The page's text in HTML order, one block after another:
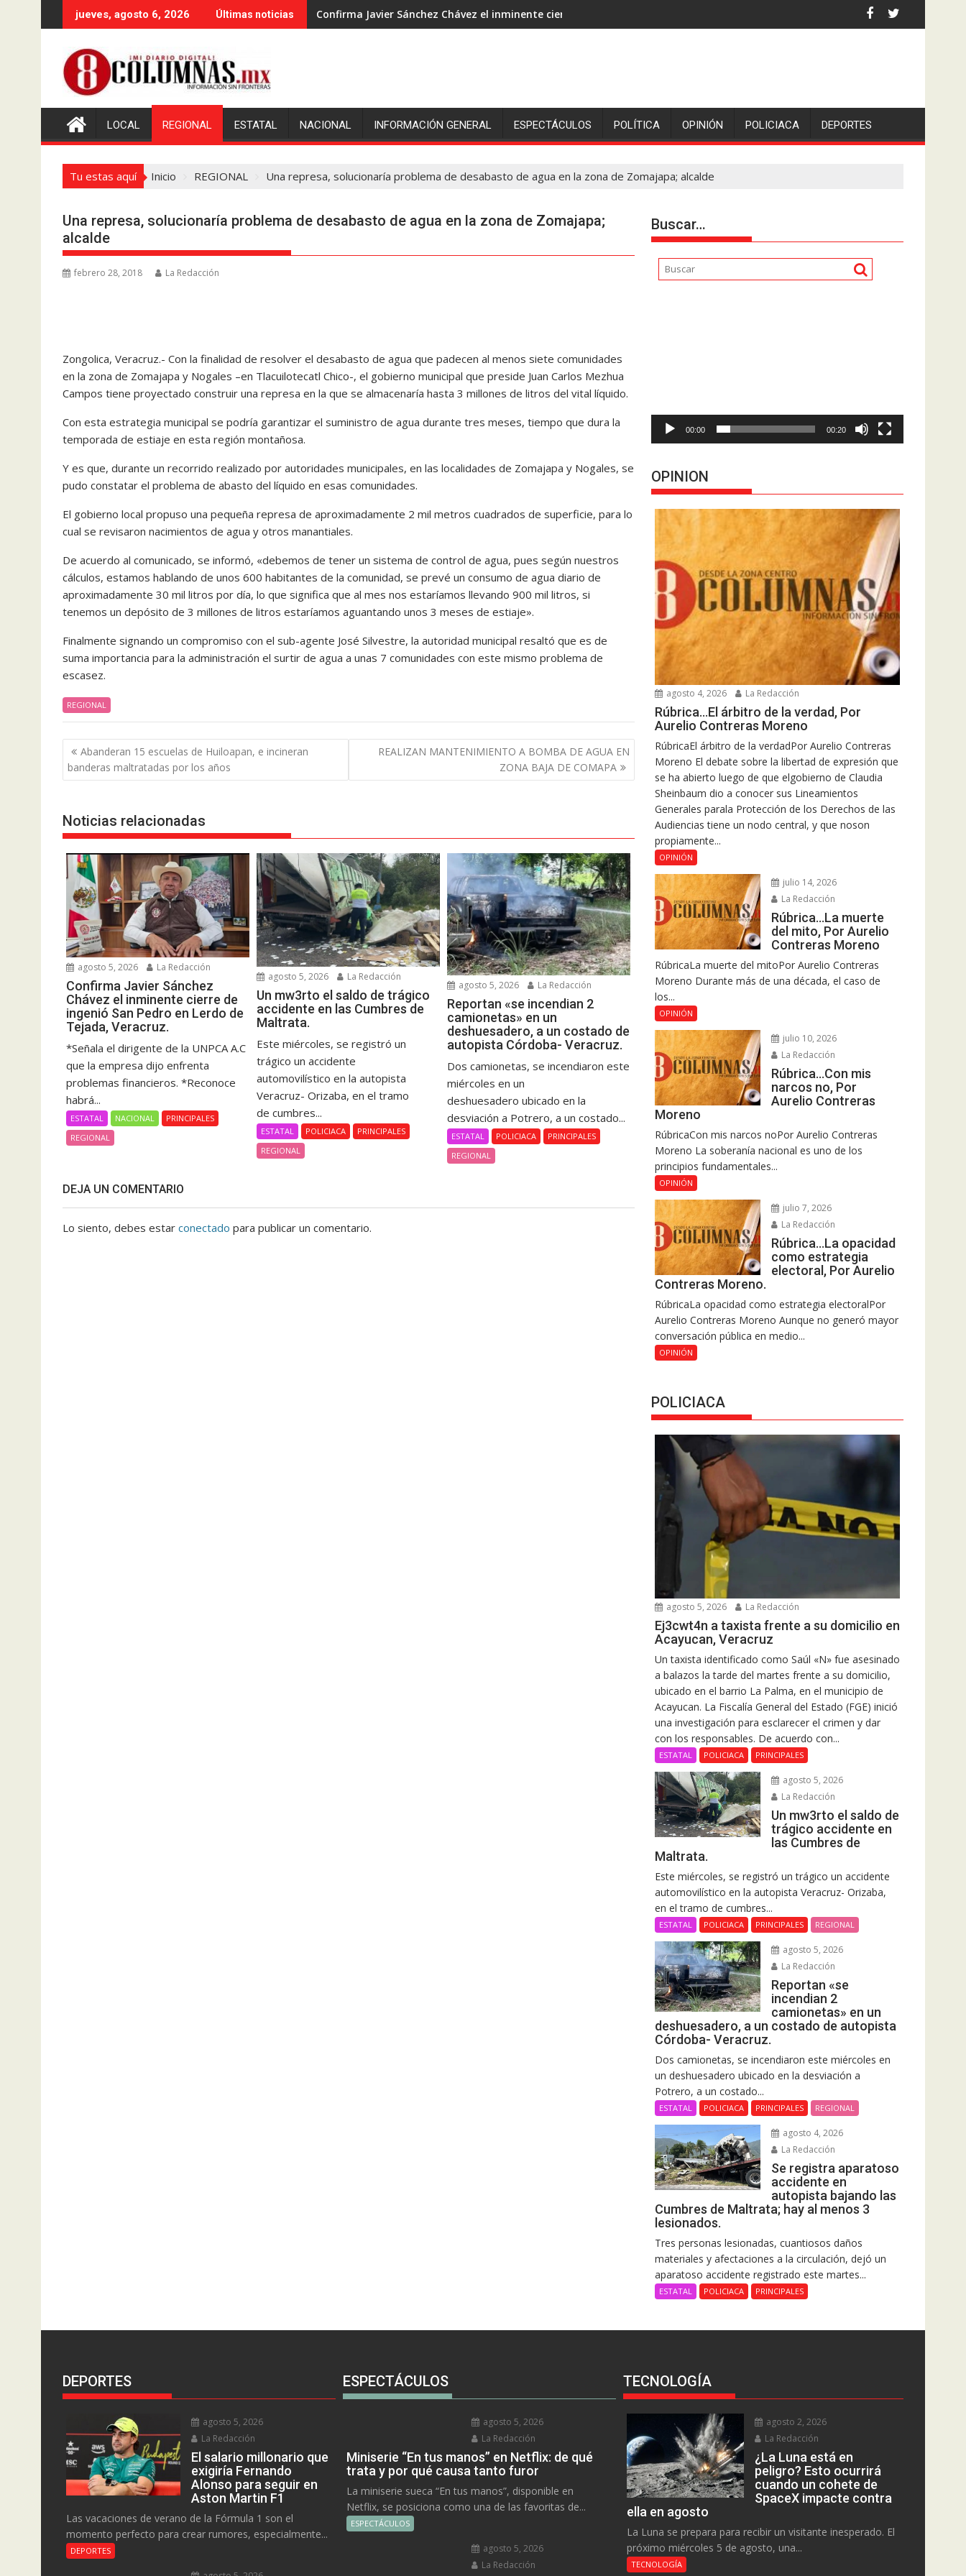
al
jueves, agosto 6, 2026 Últimas noticias Confirma Javier Sánchez Chávez el inminente cierre de ingenió San Pedro en Lerdo de Tejada, Veracruz.
LOCAL REGIONAL ESTATAL NACIONAL INFORMACIÓN GENERAL ESPECTÁCULOS POLÍTICA OPINIÓN POLICIACA DEPORTES
Tu estas aquí Inicio REGIONAL Una represa, solucionaría problema de desabasto de agua en la zona de Zomajapa; alcalde
Una represa, solucionaría problema de desabasto de agua en la zona de Zomajapa;
alcalde
febrero 28, 2018 La Redacción
Zongolica, Veracruz.- Con la finalidad de resolver el desabasto de agua que padecen al menos siete comunidades
en la zona de Zomajapa y Nogales –en Tlacuilotecatl Chico-, el gobierno municipal que preside Juan Carlos Mezhua
Campos tiene proyectado construir una represa en la que se almacenaría hasta 3 millones de litros del vital líquido.
Con esta estrategia municipal se podría garantizar el suministro de agua durante tres meses, tiempo que dura la
temporada de estiaje en esta región montañosa.
Y es que, durante un recorrido realizado por autoridades municipales, en las localidades de Zomajapa y Nogales, se
pudo constatar el problema de abasto del líquido en esas comunidades.
El gobierno local propuso una pequeña represa de aproximadamente 2 mil metros cuadrados de superficie, para lo
cual se revisaron nacimientos de agua y otros manantiales.
De acuerdo al comunicado, se informó, «debemos de tener un sistema de control de agua, pues según nuestros
cálculos, estamos hablando de unos 600 habitantes de la comunidad, se prevé un consumo de agua diario de
aproximadamente 30 mil litros por día, lo que significa que al mes nos estaríamos llevando 900 mil litros, si
tenemos un depósito de 3 millones de litros estaríamos aguantando unos 3 meses de estiaje».
Finalmente signando un compromiso con el sub-agente José Silvestre, la autoridad municipal resaltó que es de
suma importancia para la administración el surtir de agua a unas 7 comunidades con este mismo problema de
escasez.
REGIONAL
Navegación
de
entradas
Abanderan 15 escuelas de Huiloapan, e incineran
banderas maltratadas por los años
REALIZAN MANTENIMIENTO A BOMBA DE AGUA EN
ZONA BAJA DE COMAPA
Noticias relacionadas
agosto 5, 2026 La Redacción
Confirma Javier Sánchez
Chávez el inminente cierre de
ingenió San Pedro en Lerdo de
Tejada, Veracruz.
*Señala el dirigente de la UNPCA A.C
que la empresa dijo enfrenta
problemas financieros. *Reconoce
habrá...
ESTATAL NACIONAL
PRINCIPALES
REGIONAL
agosto 5, 2026 La Redacción
Un mw3rto el saldo de trágico
accidente en las Cumbres de
Maltrata.
Este miércoles, se registró un
trágico un accidente
automovilístico en la autopista
Veracruz- Orizaba, en el tramo
de cumbres...
ESTATAL POLICIACA
PRINCIPALES
REGIONAL
agosto 5, 2026 La Redacción
Reportan «se incendian 2
camionetas» en un
deshuesadero, a un costado de
autopista Córdoba- Veracruz.
Dos camionetas, se incendiaron este
miércoles en un
deshuesadero ubicado en la
desviación a Potrero, a un costado...
ESTATAL POLICIACA
PRINCIPALES
REGIONAL
DEJA UN COMENTARIO
Lo siento, debes estar conectado para publicar un comentario.
Buscar…
00:00 00:20
OPINION
agosto 4, 2026 La Redacción
Rúbrica…El árbitro de la verdad, Por
Aurelio Contreras Moreno
RúbricaEl árbitro de la verdadPor Aurelio Contreras
Moreno El debate sobre la libertad de expresión que
se ha abierto luego de que elgobierno de Claudia
Sheinbaum dio a conocer sus Lineamientos
Generales parala Protección de los Derechos de las
Audiencias tiene un nodo central, y que noson
propiamente...
OPINIÓN
julio 14, 2026
La Redacción
Rúbrica…La muerte
del mito, Por Aurelio
Contreras Moreno
RúbricaLa muerte del mitoPor Aurelio Contreras
Moreno Durante más de una década, el caso de
los...
OPINIÓN
julio 10, 2026
La Redacción
Rúbrica…Con mis
narcos no, Por
Aurelio Contreras
Moreno
RúbricaCon mis narcos noPor Aurelio Contreras
Moreno La soberanía nacional es uno de los
principios fundamentales...
OPINIÓN
julio 7, 2026
La Redacción
Rúbrica…La opacidad
como estrategia
electoral, Por Aurelio
Contreras Moreno.
RúbricaLa opacidad como estrategia electoralPor
Aurelio Contreras Moreno Aunque no generó mayor
conversación pública en medio...
OPINIÓN
POLICIACA
agosto 5, 2026 La Redacción
Ej3cwt4n a taxista frente a su domicilio en
Acayucan, Veracruz
Un taxista identificado como Saúl «N» fue asesinado
a balazos la tarde del martes frente a su domicilio,
ubicado en el barrio La Palma, en el municipio de
Acayucan. La Fiscalía General del Estado (FGE) inició
una investigación para esclarecer el crimen y dar
con los responsables. De acuerdo con...
ESTATAL POLICIACA PRINCIPALES
agosto 5, 2026
La Redacción
Un mw3rto el saldo de
trágico accidente en
las Cumbres de
Maltrata.
Este miércoles, se registró un trágico un accidente
automovilístico en la autopista Veracruz- Orizaba,
en el tramo de cumbres...
ESTATAL POLICIACA PRINCIPALES REGIONAL
agosto 5, 2026
La Redacción
Reportan «se
incendian 2
camionetas» en un
deshuesadero, a un costado de autopista
Córdoba- Veracruz.
Dos camionetas, se incendiaron este miércoles en
un deshuesadero ubicado en la desviación a
Potrero, a un costado...
ESTATAL POLICIACA PRINCIPALES REGIONAL
agosto 4, 2026
La Redacción
Se registra aparatoso
accidente en
autopista bajando las
Cumbres de Maltrata; hay al menos 3
lesionados.
Tres personas lesionadas, cuantiosos daños
materiales y afectaciones a la circulación, dejó un
aparatoso accidente registrado este martes...
ESTATAL POLICIACA PRINCIPALES
DEPORTES
agosto 5, 2026
La Redacción
El salario millonario que
exigiría Fernando
Alonso para seguir en
Aston Martin F1
Las vacaciones de verano de la Fórmula 1 son el
momento perfecto para crear rumores, especialmente...
DEPORTES
ESPECTÁCULOS
agosto 5, 2026
La Redacción
Miniserie “En tus manos” en Netflix: de qué
trata y por qué causa tanto furor
La miniserie sueca “En tus manos”, disponible en
Netflix, se posiciona como una de las favoritas de...
ESPECTÁCULOS
agosto 5, 2026
La Redacción
TECNOLOGÍA
agosto 2, 2026
La Redacción
¿La Luna está en
peligro? Esto ocurrirá
cuando un cohete de
SpaceX impacte contra
ella en agosto
La Luna se prepara para recibir un visitante inesperado. El
próximo miércoles 5 de agosto, una...
TECNOLOGÍA